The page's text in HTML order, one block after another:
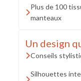
Plus de 100
manteaux
Un design
Conseils
Silhouettes